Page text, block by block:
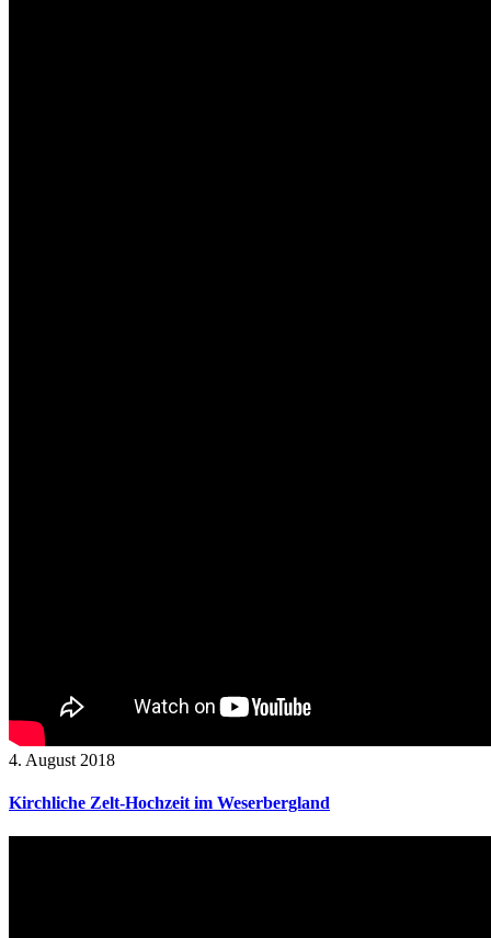
4. August 2018
Kirchliche Zelt-Hochzeit im Weserbergland